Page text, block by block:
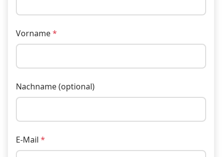
Vorname
Nachname (optional)
E-Mail